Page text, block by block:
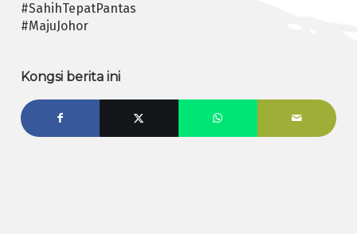
#SahihTepatPantas
#MajuJohor
Kongsi berita ini